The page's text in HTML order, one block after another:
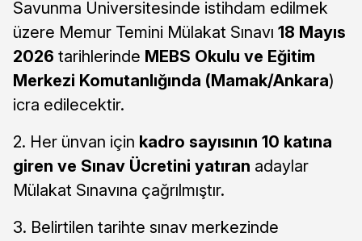
Savunma Üniversitesinde istihdam edilmek
üzere Memur Temini Mülakat Sınavı 18 Mayıs
2026 tarihlerinde MEBS Okulu ve Eğitim
Merkezi Komutanlığında (Mamak/Ankara)
icra edilecektir.
2. Her ünvan için kadro sayısının 10 katına
giren ve Sınav Ücretini yatıran adaylar
Mülakat Sınavına çağrılmıştır.
3. Belirtilen tarihte sınav merkezinde